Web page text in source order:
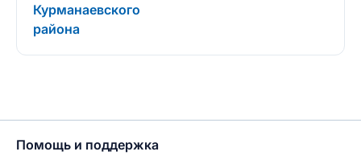
Курманаевского
района
Помощь и поддержка